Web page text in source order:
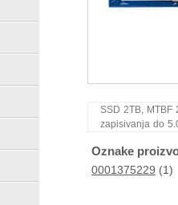
SSD 2TB, MTBF
zapisivanja do
Oznake
0001375229 (1)